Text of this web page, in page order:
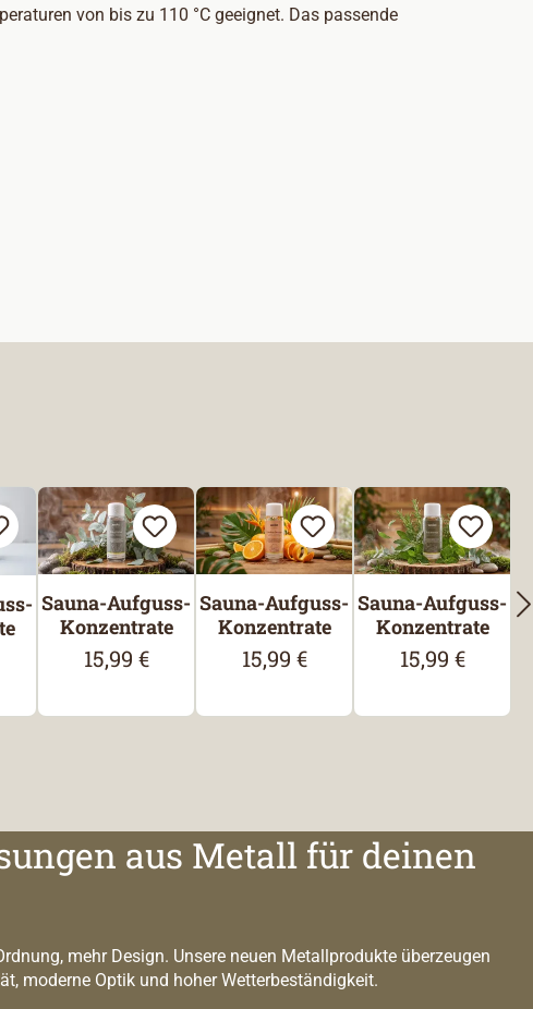
von bis zu 110 °C geeignet. Das passende
Preis:
Sauna-Aufguss-
Konzentrate
Regulärer Preis:
15,99 €
Sauna-Aufguss-
Konzentrate
Regulärer Preis:
15,99 €
Sauna-Aufguss-
Konzentrate
Regulärer
15,99 €
aus Metall für deinen
mehr Design. Unsere neuen Metallprodukte überzeugen
moderne Optik und hoher Wetterbeständigkeit.